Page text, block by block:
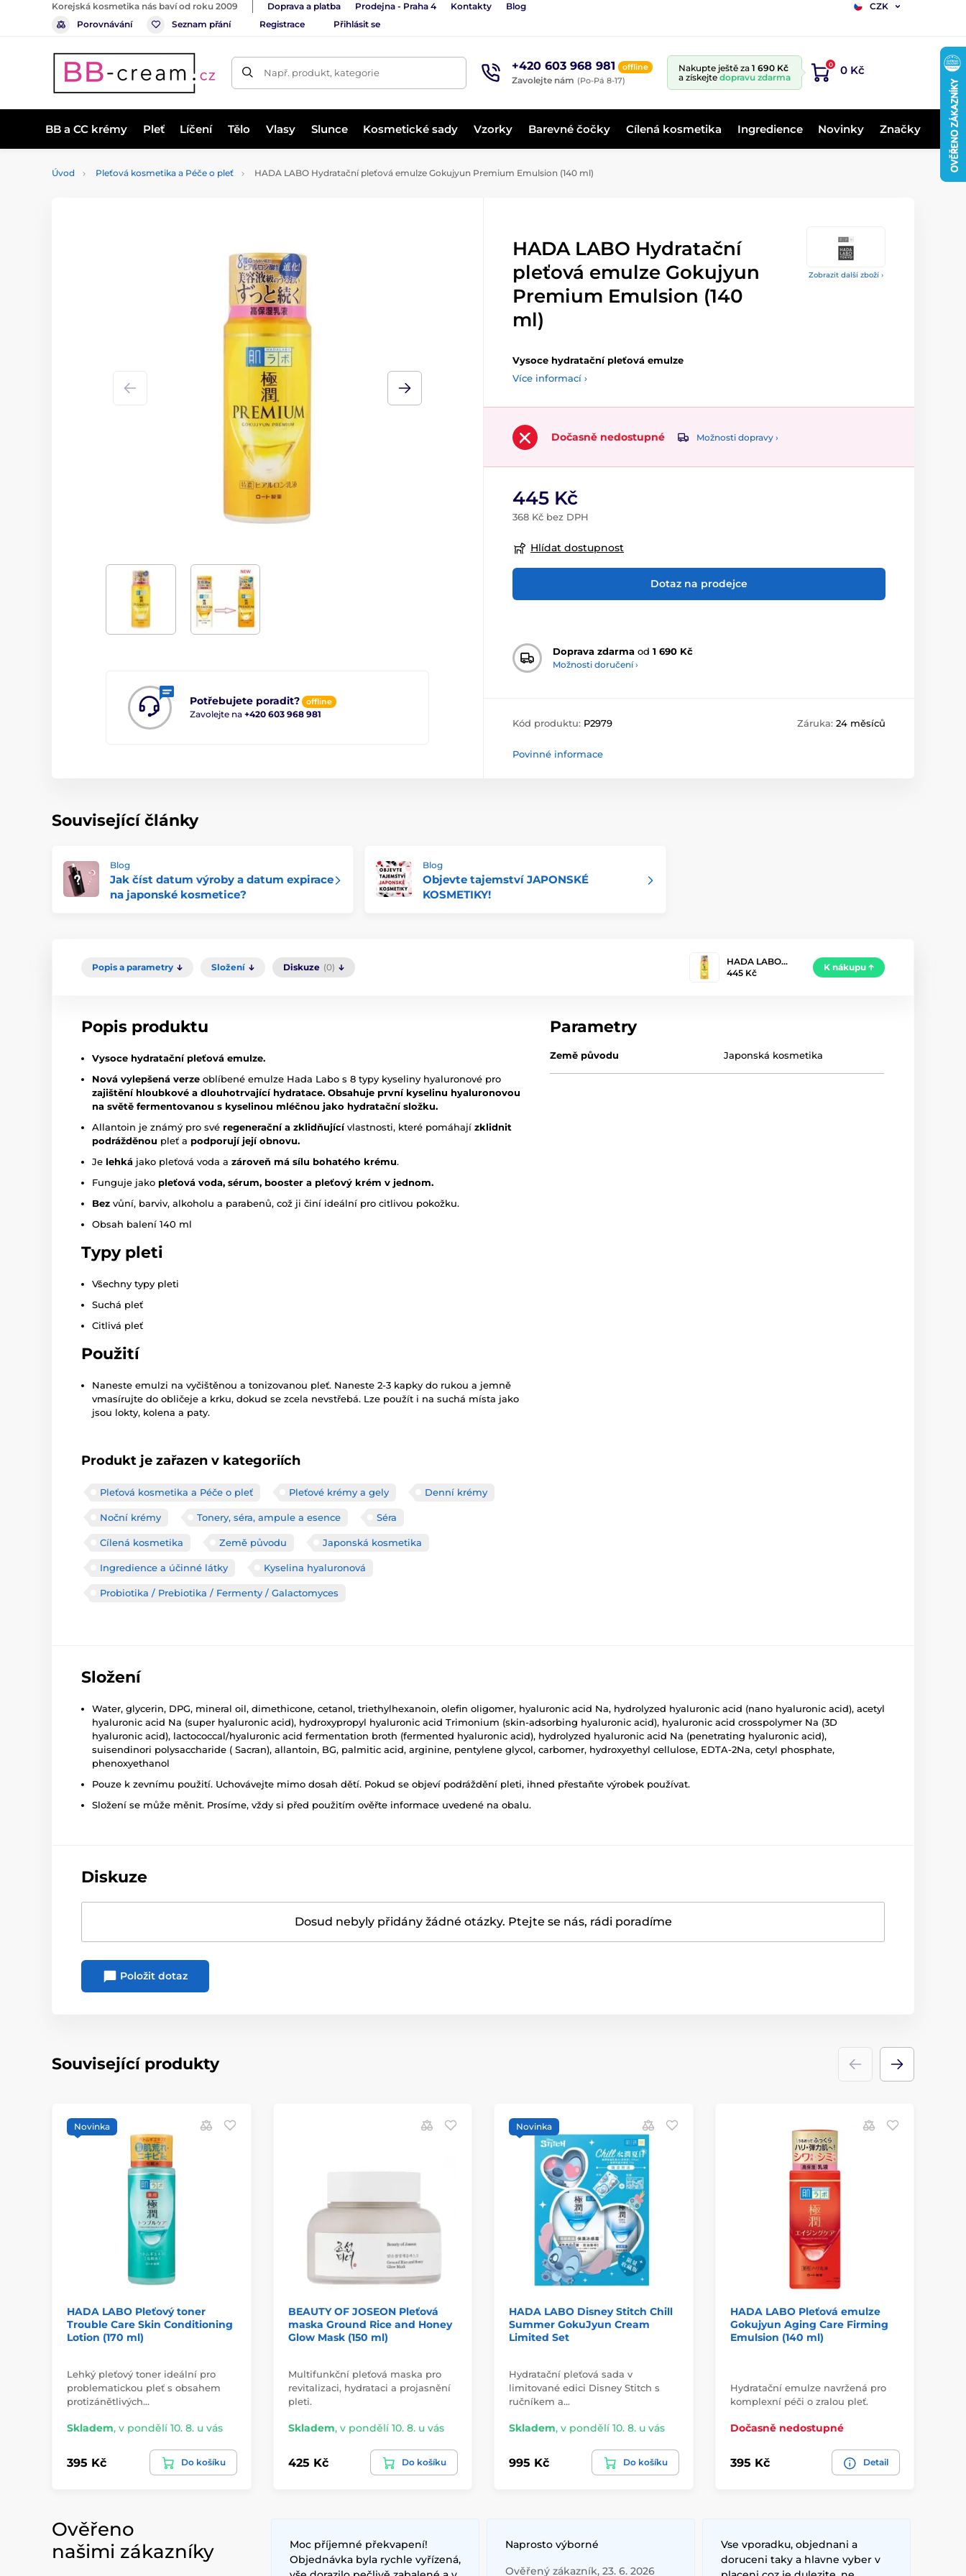
Korejská kosmetika nás baví od roku 2009 Doprava a platba Prodejna - Praha 4 Kontakty Blog
CZK
Porovnávání
Seznam přání Registrace Přihlásit se
Např. produkt, kategorie +420 603 968 981 offline
Zavolejte nám (Po-Pá 8-17)
Nakupte ještě za 1 690 Kč
a získejte dopravu zdarma
0 0 Kč
BB a CC krémy Pleť Líčení Tělo Vlasy Slunce Kosmetické sady Vzorky Barevné čočky Cílená kosmetika Ingredience Novinky Značky
Úvod Pleťová kosmetika a Péče o pleť HADA LABO Hydratační pleťová emulze Gokujyun Premium Emulsion (140 ml)
Zobrazit další zboží ›
Potřebujete poradit? offline
Zavolejte na +420 603 968 981
HADA LABO Hydratační
pleťová emulze Gokujyun
Premium Emulsion (140
ml)
Vysoce hydratační pleťová emulze
Více informací ›
Dočasně nedostupné Možnosti dopravy ›
445 Kč
368 Kč bez DPH
Hlídat dostupnost
Dotaz na prodejce
Doprava zdarma od 1 690 Kč
Možnosti doručení ›
Kód produktu: P2979 Záruka: 24 měsíců
Povinné informace
Související články
Blog
Jak číst datum výroby a datum expirace
na japonské kosmetice?
Blog
Objevte tajemství JAPONSKÉ
KOSMETIKY!
Popis a parametry Složení Diskuze (0)
HADA LABO…
445 Kč
K nákupu
Popis produktu
Vysoce hydratační pleťová emulze.
Nová vylepšená verze oblíbené emulze Hada Labo s 8 typy kyseliny hyaluronové pro
zajištění hloubkové a dlouhotrvající hydratace. Obsahuje první kyselinu hyaluronovou
na světě fermentovanou s kyselinou mléčnou jako hydratační složku.
Allantoin je známý pro své regenerační a zklidňujícívlastnosti, které pomáhají zklidnit
podrážděnou pleť a podporují její obnovu.
Je lehká jako pleťová voda a zároveň má sílu bohatého krému.
Funguje jako pleťová voda, sérum, booster a pleťový krém v jednom.
Bez vůní, barviv, alkoholu a parabenů, což ji činí ideální pro citlivou pokožku.
Obsah balení 140 ml
Typy pleti
Všechny typy pleti
Suchá pleť
Citlivá pleť
Použití
Naneste emulzi na vyčištěnou a tonizovanou pleť. Naneste 2-3 kapky do rukou a jemně
vmasírujte do obličeje a krku, dokud se zcela nevstřebá. Lze použít i na suchá místa jako
jsou lokty, kolena a paty.
Produkt je zařazen v kategoriích
Pleťová kosmetika a Péče o pleť Pleťové krémy a gely Denní krémy
Noční krémy Tonery, séra, ampule a esence Séra
Cílená kosmetika Země původu Japonská kosmetika
Ingredience a účinné látky Kyselina hyaluronová
Probiotika / Prebiotika / Fermenty / Galactomyces
Parametry
Země původu Japonská kosmetika
Složení
Water, glycerin, DPG, mineral oil, dimethicone, cetanol, triethylhexanoin, olefin oligomer, hyaluronic acid Na, hydrolyzed hyaluronic acid (nano hyaluronic acid), acetyl
hyaluronic acid Na (super hyaluronic acid), hydroxypropyl hyaluronic acid Trimonium (skin-adsorbing hyaluronic acid), hyaluronic acid crosspolymer Na (3D
hyaluronic acid), lactococcal/hyaluronic acid fermentation broth (fermented hyaluronic acid), hydrolyzed hyaluronic acid Na (penetrating hyaluronic acid),
suisendinori polysaccharide ( Sacran), allantoin, BG, palmitic acid, arginine, pentylene glycol, carbomer, hydroxyethyl cellulose, EDTA-2Na, cetyl phosphate,
phenoxyethanol
Pouze k zevnímu použití. Uchovávejte mimo dosah dětí. Pokud se objeví podráždění pleti, ihned přestaňte výrobek používat.
Složení se může měnit. Prosíme, vždy si před použitím ověřte informace uvedené na obalu.
Diskuze
Dosud nebyly přidány žádné otázky. Ptejte se nás, rádi poradíme
Položit dotaz
Související produkty
Novinka
HADA LABO Pleťový toner
Trouble Care Skin Conditioning
Lotion (170 ml)
Lehký pleťový toner ideální pro
problematickou pleť s obsahem
protizánětlivých…
Skladem, v pondělí 10. 8. u vás
395 Kč Do košíku
BEAUTY OF JOSEON Pleťová
maska Ground Rice and Honey
Glow Mask (150 ml)
Multifunkční pleťová maska pro
revitalizaci, hydrataci a projasnění
pleti.
Skladem, v pondělí 10. 8. u vás
425 Kč Do košíku
Novinka
HADA LABO Disney Stitch Chill
Summer GokuJyun Cream
Limited Set
Hydratační pleťová sada v
limitované edici Disney Stitch s
ručníkem a…
Skladem, v pondělí 10. 8. u vás
995 Kč Do košíku
HADA LABO Pleťová emulze
Gokujyun Aging Care Firming
Emulsion (140 ml)
Hydratační emulze navržená pro
komplexní péči o zralou pleť.
Dočasně nedostupné
395 Kč Detail
Ověřeno
našimi zákazníky
Moc příjemné překvapení!
Objednávka byla rychle vyřízená,
Naprosto výborné
Ověřený zákazník, 23. 6. 2026
Vse vporadku, objednani a
doruceni taky a hlavne vyber v